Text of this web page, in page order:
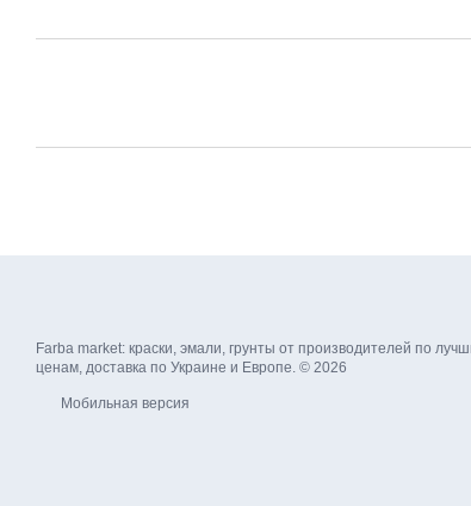
Farba market: краски, эмали, грунты от производителей по
ценам, доставка по Украине и Европе. © 2026
Мобильная версия